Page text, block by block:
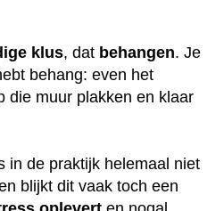
klus, dat behangen. Je
behang: even het
die muur plakken en klaar
in de praktijk helemaal niet
blijkt dit vaak toch een